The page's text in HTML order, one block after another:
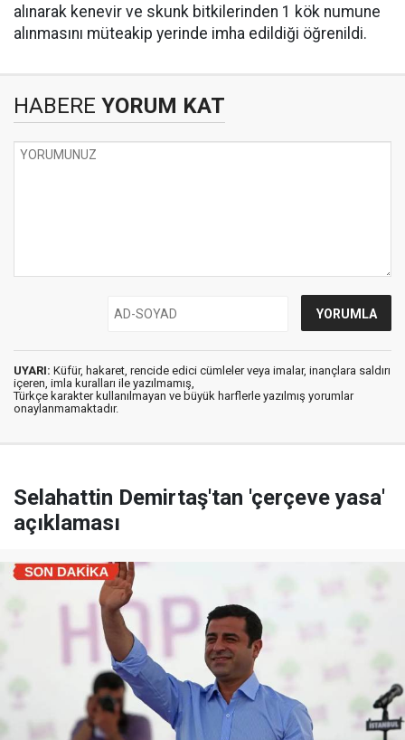
alınarak kenevir ve skunk bitkilerinden 1 kök numune
alınmasını müteakip yerinde imha edildiği öğrenildi.
HABERE YORUM KAT
UYARI: Küfür, hakaret, rencide edici cümleler veya imalar, inançlara saldırı
içeren, imla kuralları ile yazılmamış,
Türkçe karakter kullanılmayan ve büyük harflerle yazılmış yorumlar
onaylanmamaktadır.
Selahattin Demirtaş'tan 'çerçeve yasa'
açıklaması